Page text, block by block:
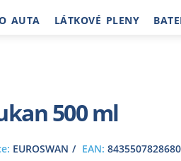
AUTA LÁTKOVÉ PLENY
500 ml
EUROSWAN EAN: 8435507828680